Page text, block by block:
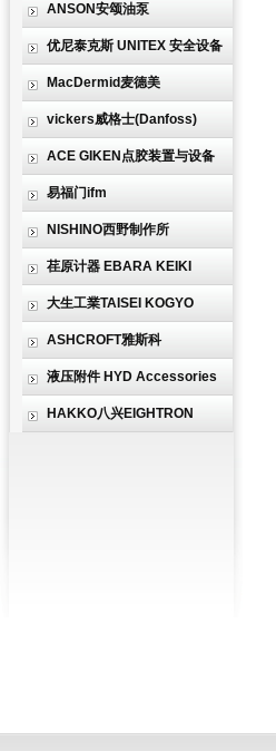
ANSON安颂油泵
优尼泰克斯 UNITEX 安全设备
MacDermid麦德美
vickers威格士(Danfoss)
ACE GIKEN点胶装置与设备
易福门ifm
NISHINO西野制作所
荏原计器 EBARA KEIKI
大生工業TAISEI KOGYO
ASHCROFT雅斯科
液压附件 HYD Accessories
HAKKO八兴EIGHTRON